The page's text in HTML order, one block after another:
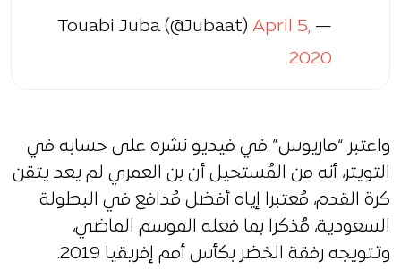
— Touabi Juba (@Jubaat)
April 5,
2020
واعتبر “ماريوس” في فيديو نشره على حسابه في
التويتر، أنه من المُستحيل أن بن العمري لم يعد يتقن
كرة القدم، مُعتبرا إياه أفضل مُدافع في البطولة
السعودية، مُذكرا بما فعله الموسم الماضي،
وتتويجه رفقة الخضر بكأس أمم إفريقيا 2019.